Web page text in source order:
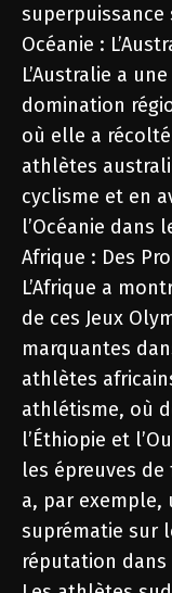
Océanie :
L’Australie a
domination
où elle a
athlètes
cyclisme et en
l’Océanie dans
Afrique : Des
L’Afrique a
de ces Jeux
marquantes
athlètes
athlétisme, où
l’Éthiopie et
les épreuves
a, par exemple,
suprématie sur
réputation